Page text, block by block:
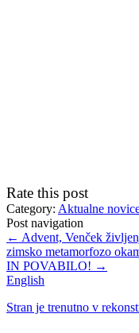
Rate this post
Category: Aktualne
Post navigation
← Advent, Venček
zimsko metamorfozo
IN POVABILO! →
English
Stran je trenutno v